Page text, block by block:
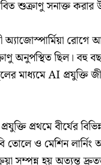
শুক্রাণু সনাক্ত করার
রোগে
অনুপস্থিত ছিল। বহু
মাধ্যমে AI
প্রথমে বীর্যের
তোলে ও মেশিন
সম্পন্ন হয় অত্যন্ত